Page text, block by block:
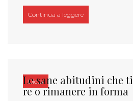
Continua a leggere“Pedalare aiuta
Dieta
Le sane abitudini che
re o rimanere in forma